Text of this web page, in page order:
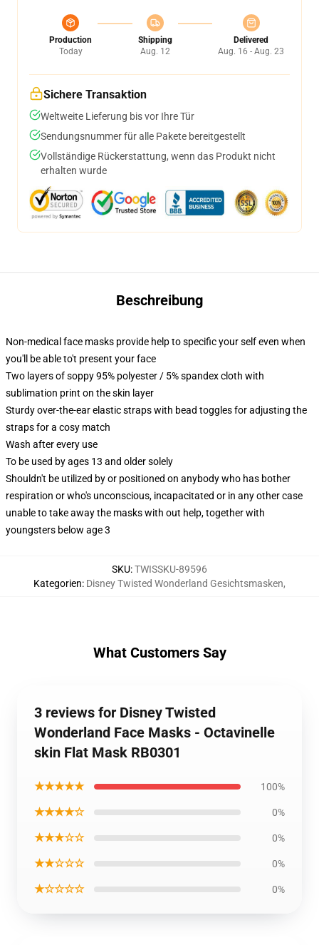
Production
Today
Shipping
Aug. 12
Delivered
Aug. 16 - Aug. 23
Sichere Transaktion
Weltweite Lieferung bis vor Ihre Tür
Sendungsnummer für alle Pakete bereitgestellt
Vollständige Rückerstattung, wenn das Produkt nicht
erhalten wurde
Beschreibung
Non-medical face masks provide help to specific your self even when
you'll be able to't present your face
Two layers of soppy 95% polyester / 5% spandex cloth with
sublimation print on the skin layer
Sturdy over-the-ear elastic straps with bead toggles for adjusting the
straps for a cosy match
Wash after every use
To be used by ages 13 and older solely
Shouldn't be utilized by or positioned on anybody who has bother
respiration or who's unconscious, incapacitated or in any other case
unable to take away the masks with out help, together with
youngsters below age 3
SKU:TWISSKU-89596
Kategorien: Disney Twisted Wonderland Gesichtsmasken,
What Customers Say
3 reviews for Disney Twisted
Wonderland Face Masks - Octavinelle
skin Flat Mask RB0301
★★★★★ 100%
★★★★☆ 0%
★★★☆☆ 0%
★★☆☆☆ 0%
★☆☆☆☆ 0%